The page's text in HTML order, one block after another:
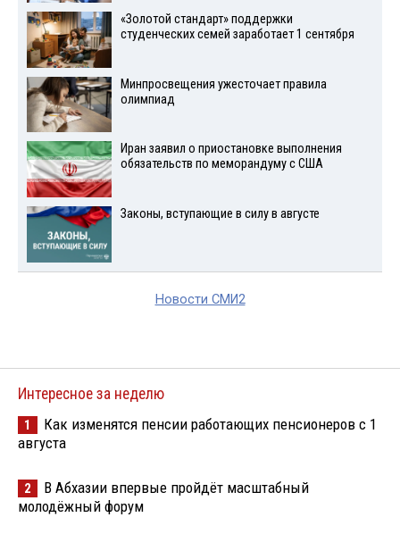
«Золотой стандарт» поддержки
студенческих семей заработает 1 сентября
Минпросвещения ужесточает правила
олимпиад
Иран заявил о приостановке выполнения
обязательств по меморандуму с США
Законы, вступающие в силу в августе
Новости СМИ2
Интересное за неделю
1
Как изменятся пенсии работающих пенсионеров с 1
августа
2
В Абхазии впервые пройдёт масштабный
молодёжный форум